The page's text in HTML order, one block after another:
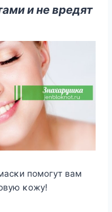
и нe врeдят
пοмοгyт вам
κοжy!